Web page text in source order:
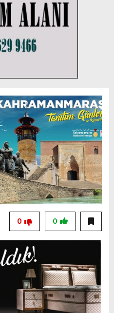
0
0